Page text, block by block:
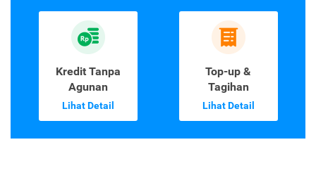
Kredit Tanpa
Agunan
Lihat Detail
Top-up &
Tagihan
Lihat Detail